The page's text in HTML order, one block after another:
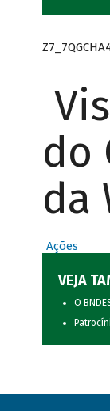
do
da
Ações
VEJA
O